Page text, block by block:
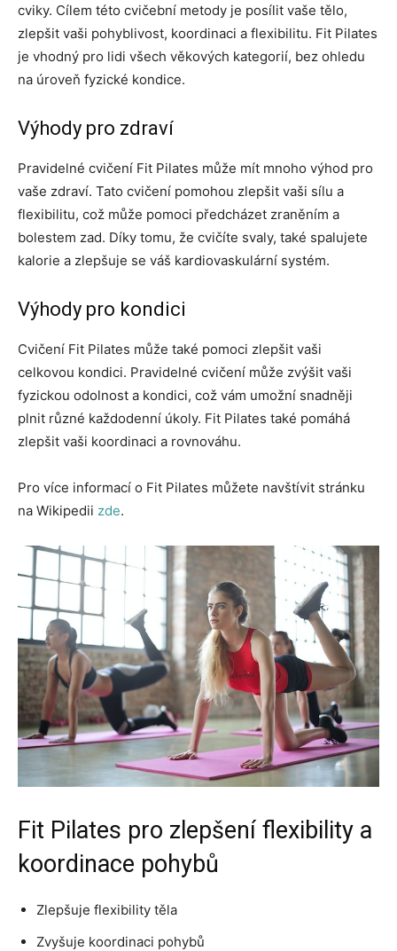
cviky. Cílem této cvičební metody je posílit vaše tělo,
zlepšit vaši pohyblivost, koordinaci a flexibilitu. Fit Pilates
je vhodný pro lidi všech věkových kategorií, bez ohledu
na úroveň fyzické kondice.
Výhody pro zdraví
Pravidelné cvičení Fit Pilates může mít mnoho výhod pro
vaše zdraví. Tato cvičení pomohou zlepšit vaši sílu a
flexibilitu, což může pomoci předcházet zraněním a
bolestem zad. Díky tomu, že cvičíte svaly, také spalujete
kalorie a zlepšuje se váš kardiovaskulární systém.
Výhody pro kondici
Cvičení Fit Pilates může také pomoci zlepšit vaši
celkovou kondici. Pravidelné cvičení může zvýšit vaši
fyzickou odolnost a kondici, což vám umožní snadněji
plnit různé každodenní úkoly. Fit Pilates také pomáhá
zlepšit vaši koordinaci a rovnováhu.
Pro více informací o Fit Pilates můžete navštívit stránku
na Wikipedii zde.
Fit Pilates pro zlepšení flexibility a
koordinace pohybů
Zlepšuje flexibility těla
Zvyšuje koordinaci pohybů